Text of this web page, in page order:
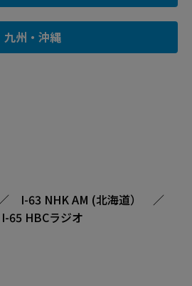
九州・沖縄
I-63 NHK AM (北海道） ／
HBCラジオ